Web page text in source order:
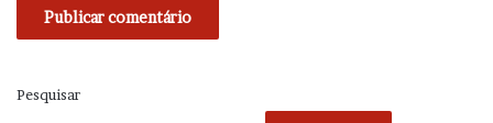
Pesquisar